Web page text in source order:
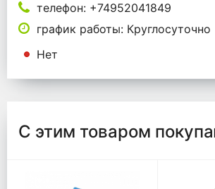
телефон: +74952041849
график работы: Круглосуточно
Нет
С этим товаром